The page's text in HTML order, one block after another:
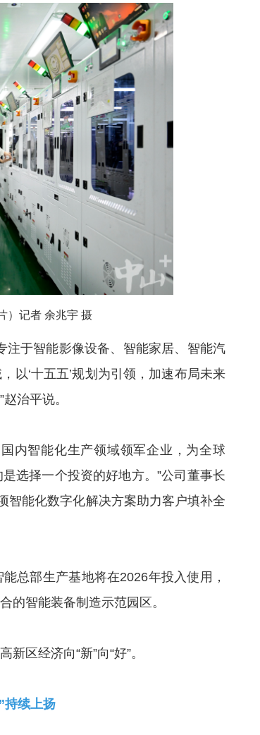
）记者 余兆宇 摄
注于智能影像设备、智能家居、智能汽
以‘十五五’规划为引领，加速布局未来
治平说。
内智能化生产领域领军企业，为全球
选择一个投资的好地方。”公司董事长
智能化数字化解决方案助力客户填补全
总部生产基地将在2026年投入使用，
的智能装备制造示范园区。
区经济向“新”向“好”。
持续上扬